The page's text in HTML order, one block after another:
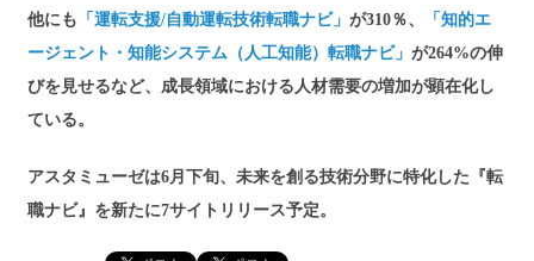
他にも 「運転支援/自動運転技術転職ナビ」が310％、
「知的エ
ージェント・知能システム（人工知能）転職ナビ」が264%の伸
びを見せるなど、成長領域における人材需要の増加が顕在化し
ている。
アスタミューゼは6月下旬、未来を創る技術分野に特化した『転
職ナビ』を新たに7サイトリリース予定。